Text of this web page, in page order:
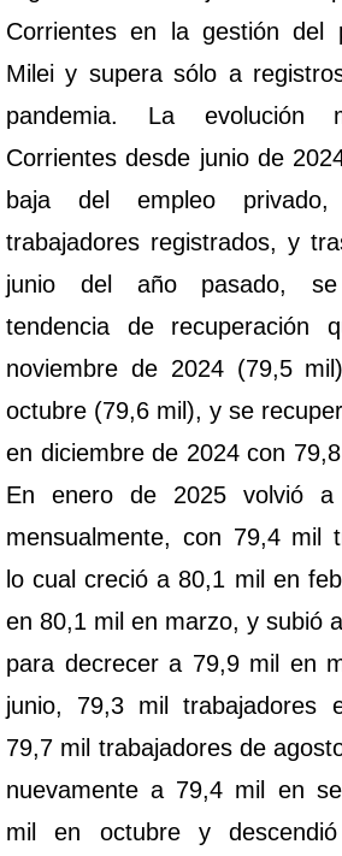
Corrientes en la gestión del
Milei y supera sólo a
pandemia. La evolución
Corrientes desde junio de
baja del empleo
trabajadores registrados, y
junio del año pasado,
tendencia de recuperación
noviembre de 2024 (79,5
octubre (79,6 mil), y se
en diciembre de 2024 con
En enero de 2025 volvió
mensualmente, con 79,4 mil
lo cual creció a 80,1 mil en
en 80,1 mil en marzo, y subió
para decrecer a 79,9 mil en
junio, 79,3 mil trabajadores
79,7 mil trabajadores de
nuevamente a 79,4 mil en
mil en octubre y